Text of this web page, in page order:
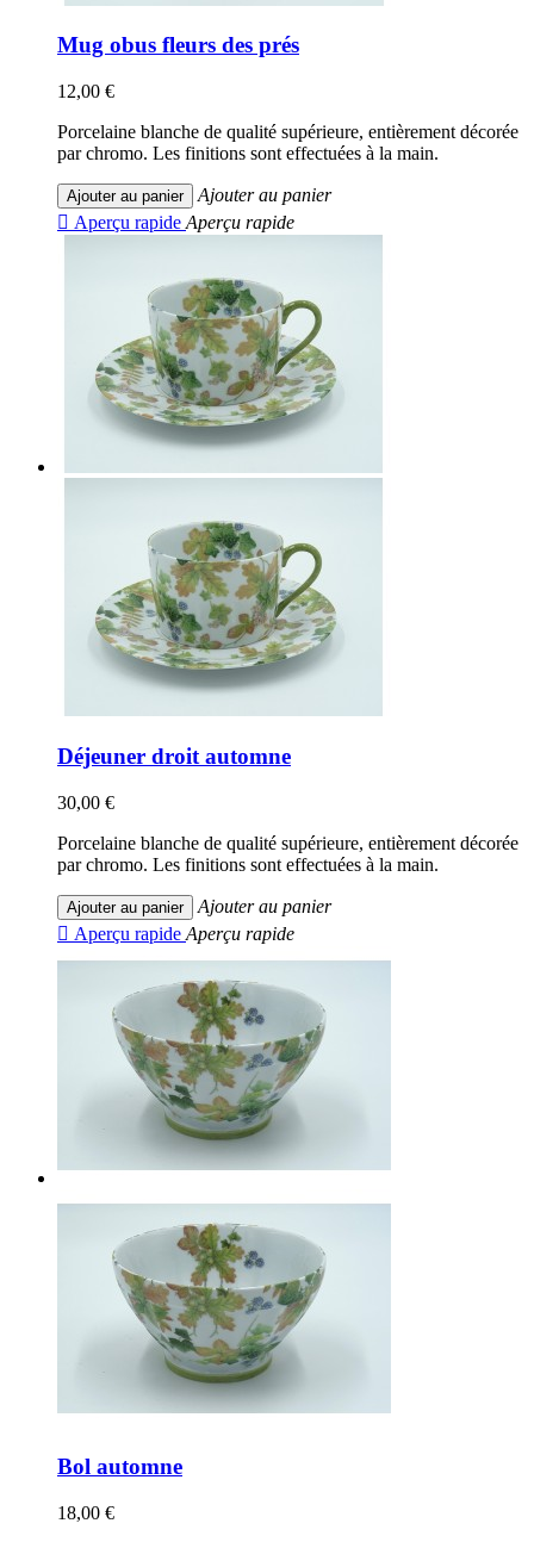
Mug obus fleurs des prés
12,00 €
Porcelaine blanche de qualité supérieure, entièrement décorée
par chromo. Les finitions sont effectuées à la main.
Ajouter au panier
Ajouter au panier
 Aperçu rapide Aperçu rapide
Déjeuner droit automne
30,00 €
Porcelaine blanche de qualité supérieure, entièrement décorée
par chromo. Les finitions sont effectuées à la main.
Ajouter au panier
Ajouter au panier
 Aperçu rapide Aperçu rapide
Bol automne
18,00 €